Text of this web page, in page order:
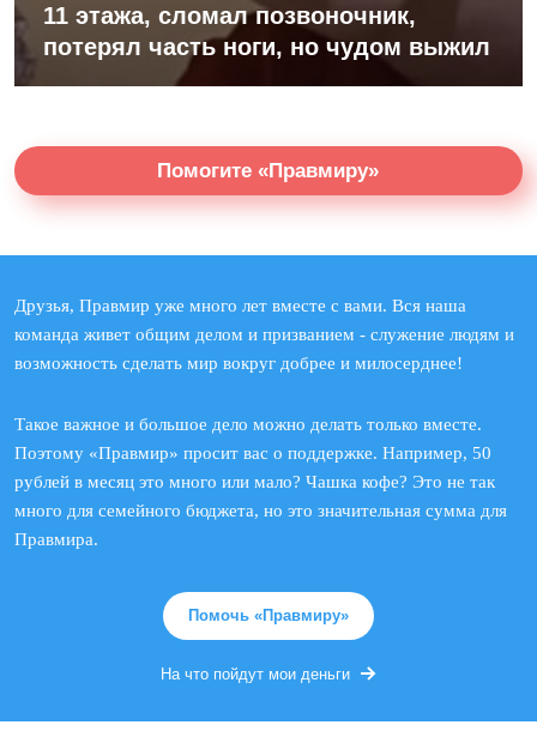
11 этажа, сломал позвоночник,
потерял часть ноги, но чудом выжил
Помогите «Правмиру»
Друзья, Правмир уже много лет вместе с вами. Вся наша
команда живет общим делом и призванием - служение людям и
возможность сделать мир вокруг добрее и милосерднее!
Такое важное и большое дело можно делать только вместе.
Поэтому «Правмир» просит вас о поддержке. Например, 50
рублей в месяц это много или мало? Чашка кофе? Это не так
много для семейного бюджета, но это значительная сумма для
Правмира.
Помочь «Правмиру»
На что пойдут мои деньги